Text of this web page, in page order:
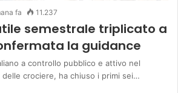
fa 11.237
semestrale triplicato a
la guidance
a controllo pubblico e attivo nel
crociere, ha chiuso i primi sei…